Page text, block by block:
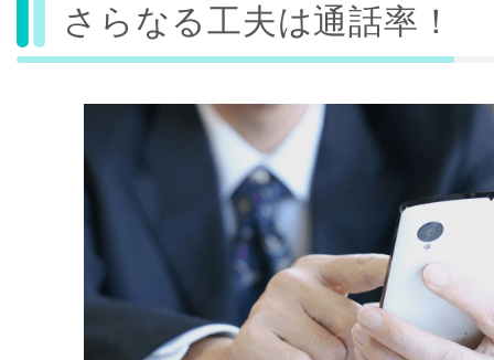
さらなる工夫は通話率！